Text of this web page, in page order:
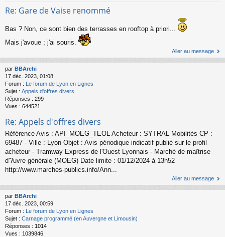
Re: Gare de Vaise renommé
Bas ? Non, ce sont bien des terrasses en rooftop à priori...
Mais j'avoue ; j'ai souris.
Aller au message
par BBArchi
17 déc. 2023, 01:08
Forum : Le forum de Lyon en Lignes
Sujet : Appels d'offres divers
Réponses : 299
Vues : 644521
Re: Appels d'offres divers
Référence Avis : API_MOEG_TEOL Acheteur : SYTRAL Mobilités CP :
69487 - Ville : Lyon Objet : Avis périodique indicatif publié sur le profil
acheteur - Tramway Express de l'Ouest Lyonnais - Marché de maîtrise
d'?uvre générale (MOEG) Date limite : 01/12/2024 à 13h52
http://www.marches-publics.info/Ann...
Aller au message
par BBArchi
17 déc. 2023, 00:59
Forum : Le forum de Lyon en Lignes
Sujet : Carnage programmé (en Auvergne et Limousin)
Réponses : 1014
Vues : 1039846